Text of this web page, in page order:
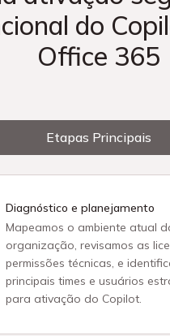
do
Office 365
Etapas Principais
Diagnóstico e planejamento
Mapeamos o ambiente atual
organização, revisamos as
permissões técnicas, e
principais times e usuários
para ativação do Copilot.